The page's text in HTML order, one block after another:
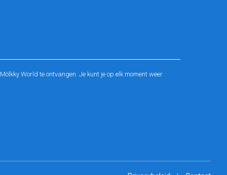
World te ontvangen. Je kunt je op elk moment weer